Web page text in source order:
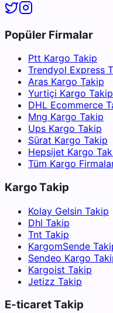
Popüler Firmalar
Ptt Kargo Takip
Trendyol Express
Aras Kargo Takip
Yurtiçi Kargo Takip
DHL Ecommerce
Mng Kargo Takip
Ups Kargo Takip
Sürat Kargo Takip
Hepsijet Kargo
Tüm Kargo
Kargo Takip
Kolay Gelsin Takip
Dhl Takip
Tnt Takip
KargomSende
Sendeo Kargo
Kargoist Takip
Jetizz Takip
E-ticaret Takip